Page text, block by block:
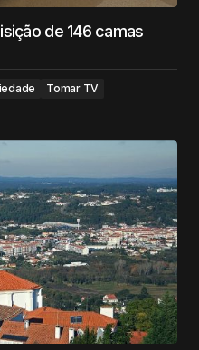
de 146 camas
Tomar TV